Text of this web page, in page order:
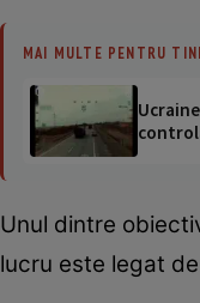
MAI MULTE PENTRU
Unul dintre
lucru este legat